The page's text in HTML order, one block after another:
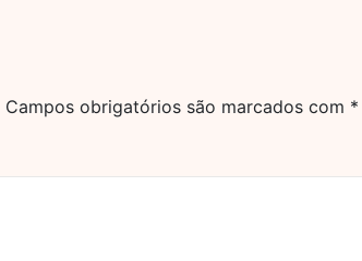
Campos obrigatórios são marcados com *